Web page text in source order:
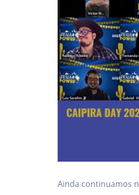
Ainda continuamos